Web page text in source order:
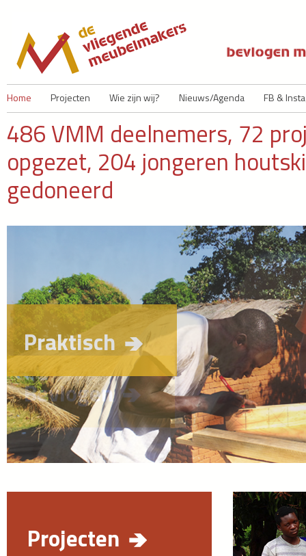
Home Projecten Wie zijn wij? Nieuws/Agenda FB &
486 VMM deelnemers, 72
opgezet, 204 jongeren
gedoneerd
Praktisch
Bevlogen
Projecten